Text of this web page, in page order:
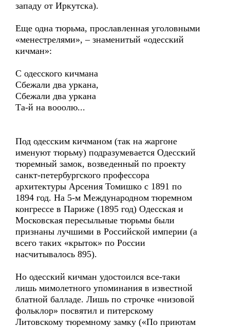
западу от Иркутска).
Еще одна тюрьма, прославленная уголовными
«менестрелями», – знаменитый «одесский
кичман»:
С одесского кичмана
Сбежали два уркана,
Сбежали два уркана
Та-й на вооолю...
Под одесским кичманом (так на жаргоне
именуют тюрьму) подразумевается Одесский
тюремный замок, возведенный по проекту
санкт-петербургского профессора
архитектуры Арсения Томишко с 1891 по
1894 год. На 5-м Международном тюремном
конгрессе в Париже (1895 год) Одесская и
Московская пересыльные тюрьмы были
признаны лучшими в Российской империи (а
всего таких «крыток» по России
насчитывалось 895).
Но одесский кичман удостоился все-таки
лишь мимолетного упоминания в известной
блатной балладе. Лишь по строчке «низовой
фольклор» посвятил и питерскому
Литовскому тюремному замку («По приютам